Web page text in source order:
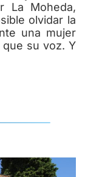
La Moheda,
olvidar la
una mujer
su voz. Y